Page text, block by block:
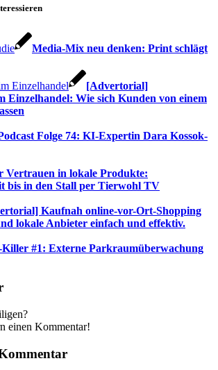
Media-Mix neu denken: Print schlägt
[Advertorial]
Einzelhandel: Wie sich Kunden von einem
Folge 74: KI-Expertin Dara Kossok-
Vertrauen in lokale Produkte:
bis in den Stall per Tierwohl TV
Kaufnah online-vor-Ort-Shopping
lokale Anbieter einfach und effektiv.
Killer #1: Externe Parkraumüberwachung
einen Kommentar!